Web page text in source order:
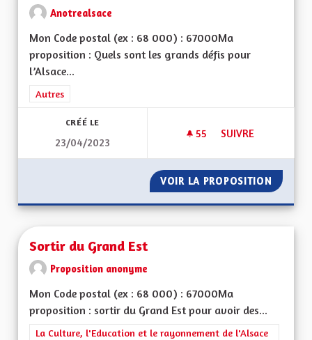
Anotrealsace
Mon Code postal (ex : 68 000) : 67000Ma
proposition : Quels sont les grands défis pour
l’Alsace...
Filtrer les résultats de la catégorie : Autres
Autres
CRÉÉ LE
23/04/2023
55 55 ABONNÉS
SUIVRE
VOIR LA PROPOSITION
Sortir du Grand Est
Proposition anonyme
Mon Code postal (ex : 68 000) : 67000Ma
proposition : sortir du Grand Est pour avoir des...
Filtrer les résultats de la catégorie : La Culture, l'Education et
La Culture, l'Education et le rayonnement de l'Alsace